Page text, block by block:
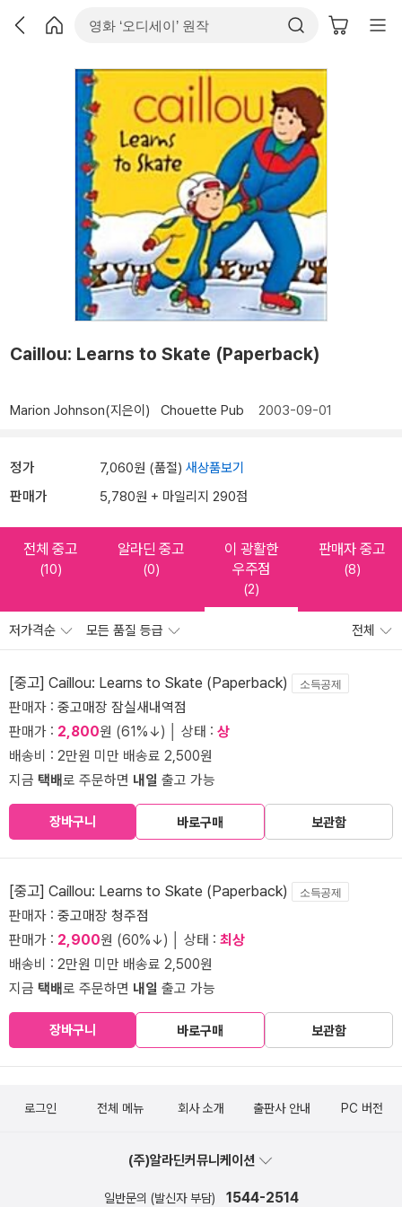
Caillou: Learns to Skate (Paperback)
Marion Johnson(지은이) Chouette Pub 2003-09-01
정가 7,060원 (품절) 새상품보기
판매가 5,780원 + 마일리지 290점
전체 중고
(10)
알라딘 중고
(0)
이 광활한
우주점
(2)
판매자 중고
(8)
저가격순 모든 품질 등급 전체
[중고] Caillou: Learns to Skate (Paperback) 소득공제
판매자 : 중고매장 잠실새내역점
판매가 : 2,800원 (61%↓) │ 상태 : 상
배송비 : 2만원 미만 배송료 2,500원
지금 택배로 주문하면 내일 출고 가능
장바구니 바로구매 보관함
[중고] Caillou: Learns to Skate (Paperback) 소득공제
판매자 : 중고매장 청주점
판매가 : 2,900원 (60%↓) │ 상태 : 최상
배송비 : 2만원 미만 배송료 2,500원
지금 택배로 주문하면 내일 출고 가능
장바구니 바로구매 보관함
로그인 전체 메뉴 회사 소개 출판사 안내 PC 버전
(주)알라딘커뮤니케이션
일반문의 (발신자 부담) 1544-2514